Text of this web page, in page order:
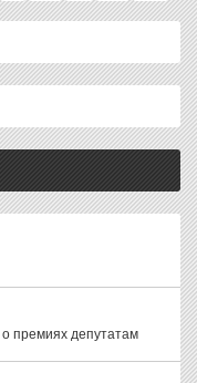
премиях депутатам